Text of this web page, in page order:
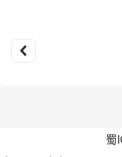
蜀